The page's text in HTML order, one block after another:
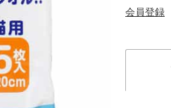
会員登録